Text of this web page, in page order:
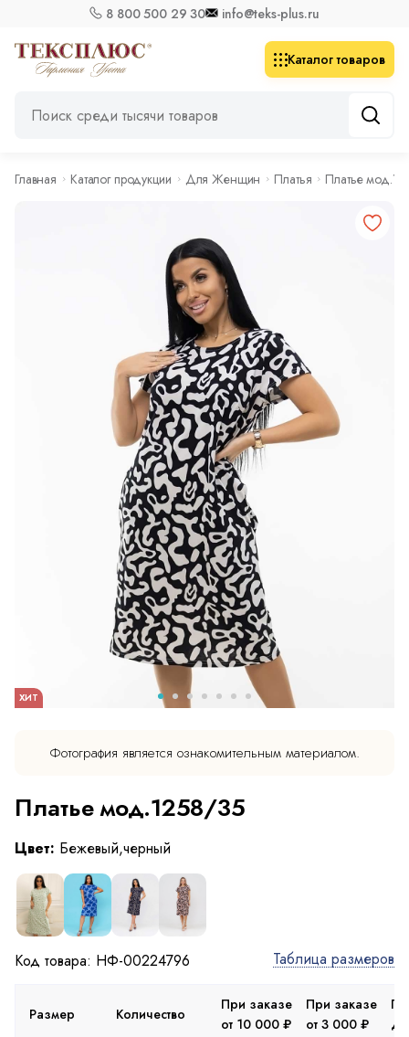
8 800 500 29 30 info@teks-plus.ru
Каталог товаров
Главная Каталог продукции Для Женщин Платья Платье
ХИТ
Фотография является ознакомительным материалом.
Платье мод.1258/35
Цвет: Бежевый,черный
Код товара: НФ-00224796 Таблица размеров
Размер Количество
При заказе
от 10 000 ₽
При заказе
от 3 000 ₽